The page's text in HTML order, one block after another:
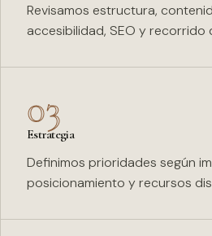
Revisamos estructura,
accesibilidad, SEO y recorrido
03
Estrategia
Definimos prioridades según
posicionamiento y recursos